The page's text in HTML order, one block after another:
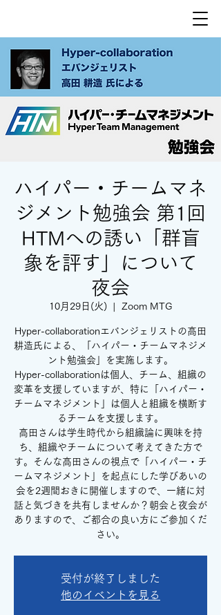
ハイパー・チームマネ
ジメント勉強会 第1回
HTMへの誘い「群盲
象を評す」について
夜会
10月29日(火) Zoom MTG
Hyper-collaborationエバンジェリストの高田
耕造氏による、「ハイパー・チームマネジメ
ント勉強会」を実施します。
Hyper-collaborationは個人、チーム、組織の
変革を支援していますが、特に「ハイパー・
チームマネジメント」は個人と組織を横断す
るチームを支援します。
高田さんは学生時代から組織論に興味を持
ち、組織やチームについて考えてきた方で
す。そんな高田さんの視点で「ハイパー・チ
ームマネジメント」を起点にした学びあいの
会を2週間おきに開催しますので、一緒に対
話と気づきを共有しませんか？朝会と夜会が
ありますので、ご都合の良い方にご参加くだ
さい。
受付が終了しました
他のイベントを見る